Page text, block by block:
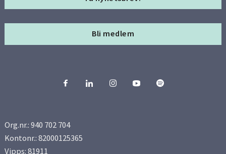
Bli medlem
Org.nr.: 940 702 704
Kontonr.: 82000125365
Vipps: 81911